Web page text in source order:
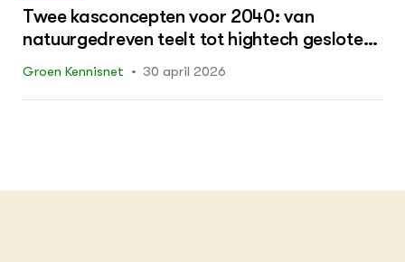
Twee kasconcepten voor 2040: van
natuurgedreven teelt tot hightech gesloten
systemen
Groen Kennisnet 30 april 2026